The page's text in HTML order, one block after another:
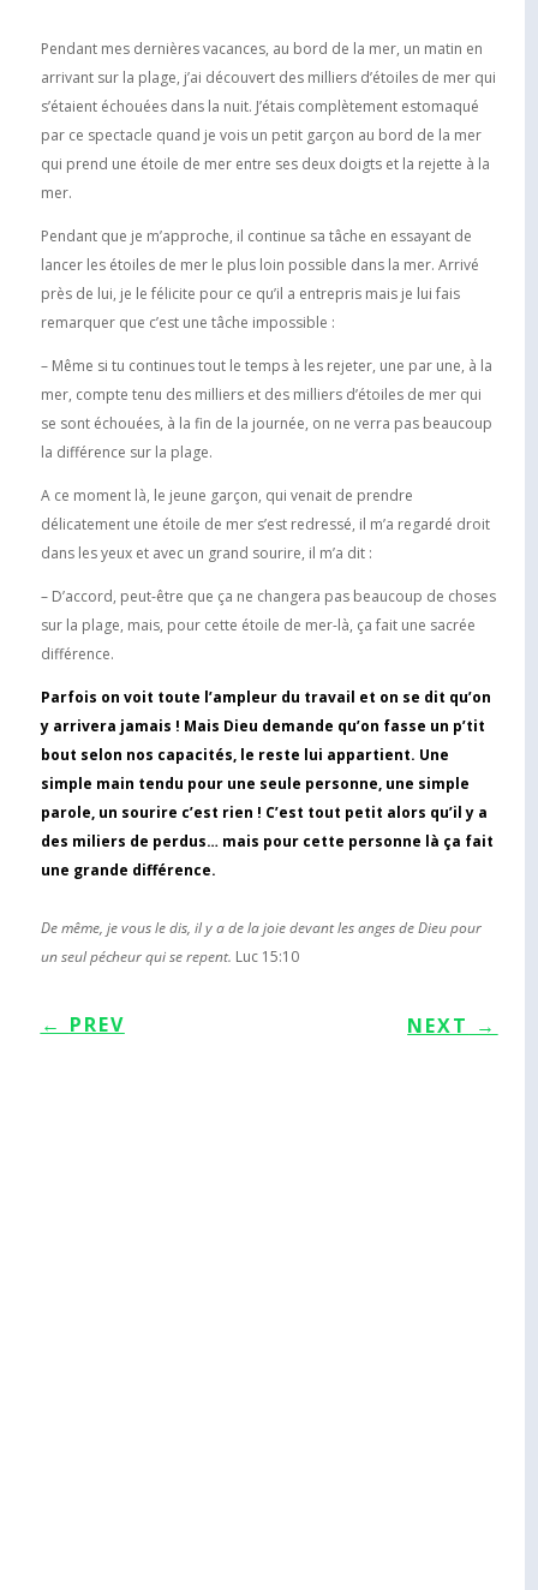
Pendant mes dernières vacances, au bord de la mer, un matin en
arrivant sur la plage, j’ai découvert des milliers d’étoiles de mer qui
s’étaient échouées dans la nuit. J’étais complètement estomaqué
par ce spectacle quand je vois un petit garçon au bord de la mer
qui prend une étoile de mer entre ses deux doigts et la rejette à la
mer.
Pendant que je m’approche, il continue sa tâche en essayant de
lancer les étoiles de mer le plus loin possible dans la mer. Arrivé
près de lui, je le félicite pour ce qu’il a entrepris mais je lui fais
remarquer que c’est une tâche impossible :
– Même si tu continues tout le temps à les rejeter, une par une, à la
mer, compte tenu des milliers et des milliers d’étoiles de mer qui
se sont échouées, à la fin de la journée, on ne verra pas beaucoup
la différence sur la plage.
A ce moment là, le jeune garçon, qui venait de prendre
délicatement une étoile de mer s’est redressé, il m’a regardé droit
dans les yeux et avec un grand sourire, il m’a dit :
– D’accord, peut-être que ça ne changera pas beaucoup de choses
sur la plage, mais, pour cette étoile de mer-là, ça fait une sacrée
différence.
Parfois on voit toute l’ampleur du travail et on se dit qu’on
y arrivera jamais ! Mais Dieu demande qu’on fasse un p’tit
bout selon nos capacités, le reste lui appartient. Une
simple main tendu pour une seule personne, une simple
parole, un sourire c’est rien ! C’est tout petit alors qu’il y a
des miliers de perdus… mais pour cette personne là ça fait
une grande différence.
De même, je vous le dis, il y a de la joie devant les anges de Dieu pour
un seul pécheur qui se repent. Luc 15:10
← PREV NEXT →